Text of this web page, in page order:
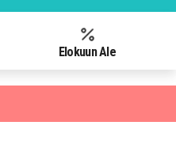
Elokuun Ale